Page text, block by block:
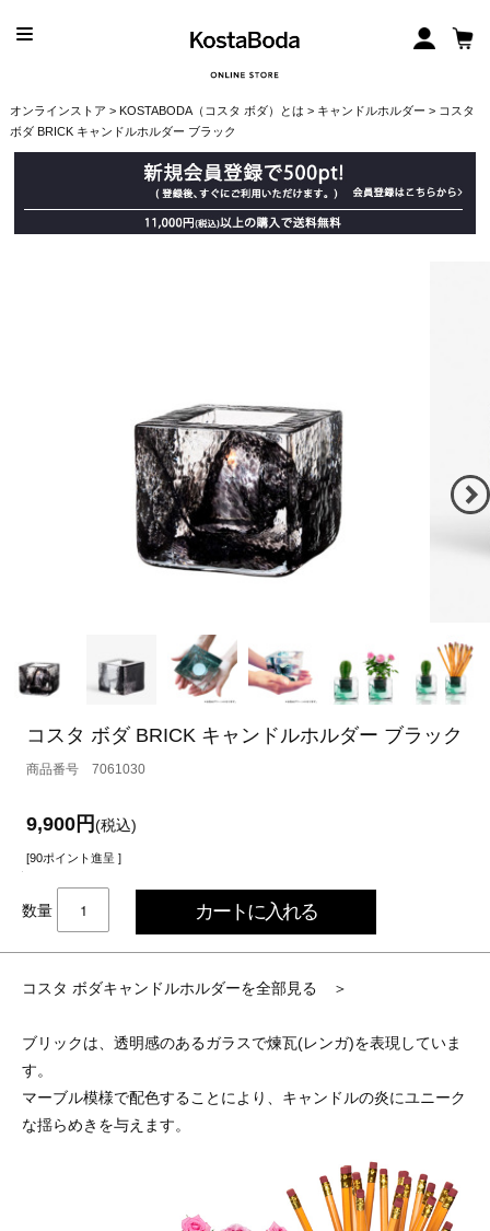
オンラインストア > KOSTABODA（コスタ ボダ）とは > キャンドルホルダー > コスタ
ボダ BRICK キャンドルホルダー ブラック
コスタ ボダ BRICK キャンドルホルダー ブラック
7061030
9,900円(税込)
[90ポイント進呈 ]
数量
コスタ ボダキャンドルホルダーを全部見る ＞
ブリックは、透明感のあるガラスで煉瓦(レンガ)を表現していま
す。
マーブル模様で配色することにより、キャンドルの炎にユニーク
な揺らめきを与えます。